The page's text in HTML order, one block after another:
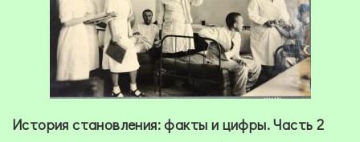
История становления: факты и цифры. Часть 2